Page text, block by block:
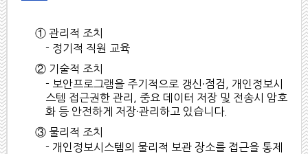
① 관리적 조치
- 정기적 직원 교육
② 기술적 조치
- 보안프로그램을 주기적으로 갱신·점검, 개인정보시
스템 접근권한 관리, 중요 데이터 저장 및 전송시 암호
화 등 안전하게 저장·관리하고 있습니다.
③ 물리적 조치
- 개인정보시스템의 물리적 보관 장소를 접근을 통제